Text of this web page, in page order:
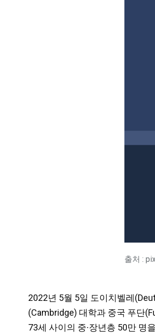
출처 :
2022년 5월 5일 도이치벨레
(Cambridge) 대학과 중국 푸단
73세 사이의 중∙장년층 50만 명